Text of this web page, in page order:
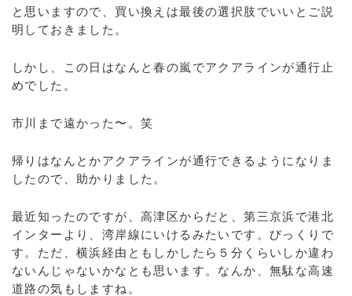
と思いますので、買い換えは最後の選択肢でいいとご説
明しておきました。
しかし、この日はなんと春の嵐でアクアラインが通行止
めでした。
市川まで遠かった〜。笑
帰りはなんとかアクアラインが通行できるようになりま
したので、助かりました。
最近知ったのですが、高津区からだと、第三京浜で港北
インターより、湾岸線にいけるみたいです。びっくりで
す。ただ、横浜経由ともしかしたら５分くらいしか違わ
ないんじゃないかなとも思います。なんか、無駄な高速
道路の気もしますね。